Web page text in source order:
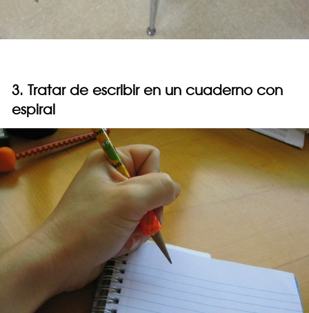
3. Tratar de escribir en un cuaderno con
espiral